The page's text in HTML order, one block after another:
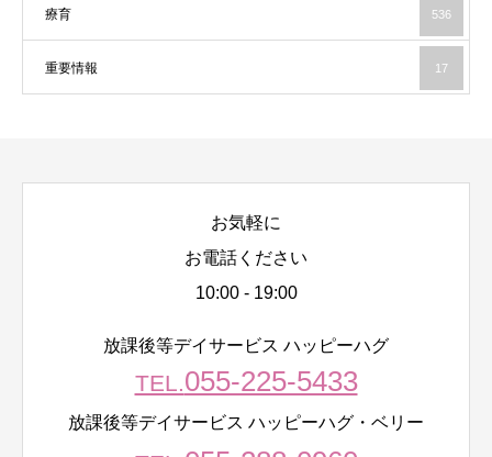
療育 536
重要情報 17
お気軽に
お電話ください
10:00 - 19:00
放課後等デイサービス ハッピーハグ
TEL.055-225-5433
放課後等デイサービス ハッピーハグ・ベリー